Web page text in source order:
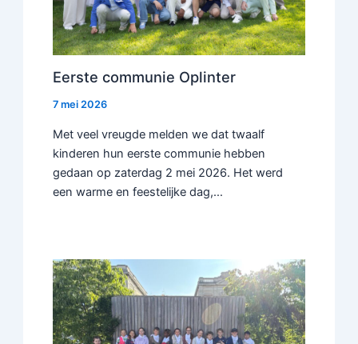
Eerste communie Oplinter
7 mei 2026
Met veel vreugde melden we dat twaalf
kinderen hun eerste communie hebben
gedaan op zaterdag 2 mei 2026. Het werd
een warme en feestelijke dag,…